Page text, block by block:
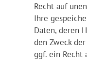
Recht auf
Ihre
Daten, deren
den Zweck
ggf. ein Recht